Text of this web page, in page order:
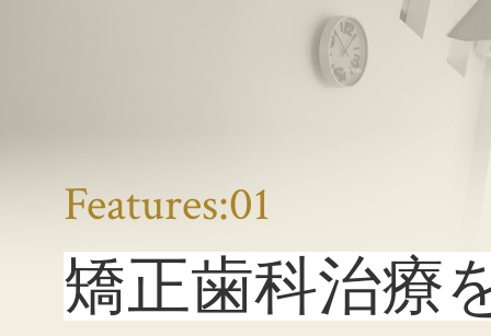
Features:01
矯正歯科治療